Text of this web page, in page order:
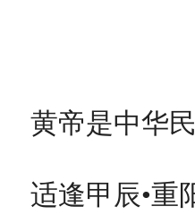
黄帝是中华
适逢甲辰•重